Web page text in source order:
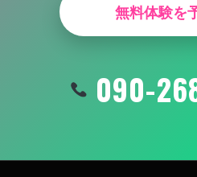
無料体験を
090-